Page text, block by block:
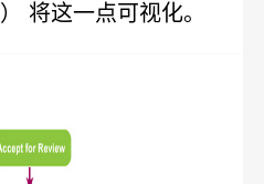
将这一点可视化。